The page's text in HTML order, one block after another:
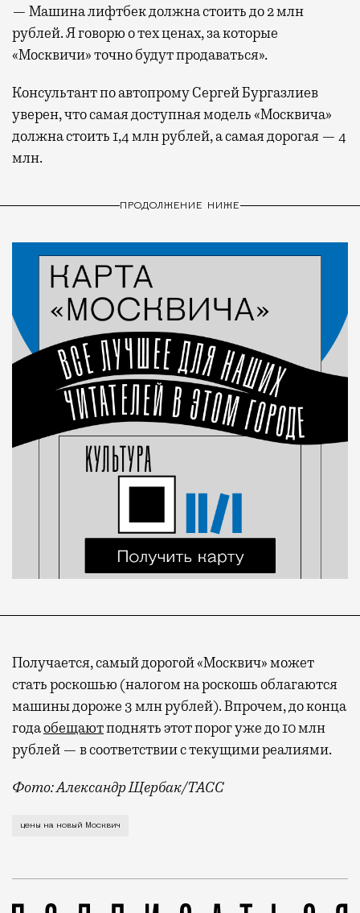
— Машина лифтбек должна стоить до 2 млн
рублей. Я говорю о тех ценах, за которые
«Москвичи» точно будут продаваться».
Консультант по автопрому Сергей Бургазлиев
уверен, что самая доступная модель «Москвича»
должна стоить 1,4 млн рублей, а самая дорогая — 4
млн.
ПРОДОЛЖЕНИЕ НИЖЕ
Получается, самый дорогой «Москвич» может
стать роскошью (налогом на роскошь облагаются
машины дороже 3 млн рублей). Впрочем, до конца
годаобещаютподнять этот порог уже до 10 млн
рублей — в соответствии с текущими реалиями.
Фото: Александр Щербак/ТАСС
Мы уже выяснили, что импортозамещенный
цены на новый Москвич